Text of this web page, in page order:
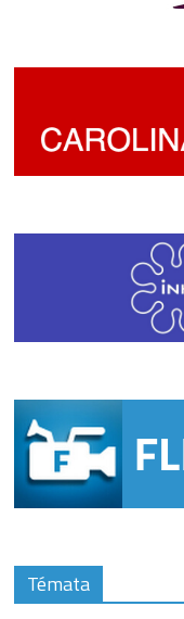
Témata